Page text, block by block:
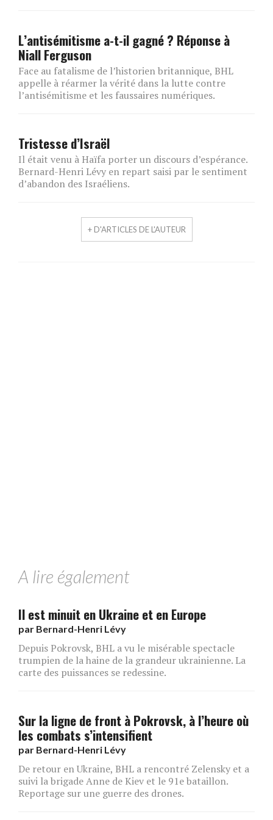
L’antisémitisme a-t-il gagné ? Réponse à
Niall Ferguson
Face au fatalisme de l’historien britannique, BHL
appelle à réarmer la vérité dans la lutte contre
l’antisémitisme et les faussaires numériques.
Tristesse d’Israël
Il était venu à Haïfa porter un discours d’espérance.
Bernard-Henri Lévy en repart saisi par le sentiment
d’abandon des Israéliens.
+ D'ARTICLES DE L'AUTEUR
A lire également
Il est minuit en Ukraine et en Europe
par Bernard-Henri Lévy
Depuis Pokrovsk, BHL a vu le misérable spectacle
trumpien de la haine de la grandeur ukrainienne. La
carte des puissances se redessine.
Sur la ligne de front à Pokrovsk, à l’heure où
les combats s’intensifient
par Bernard-Henri Lévy
De retour en Ukraine, BHL a rencontré Zelensky et a
suivi la brigade Anne de Kiev et le 91e bataillon.
Reportage sur une guerre des drones.